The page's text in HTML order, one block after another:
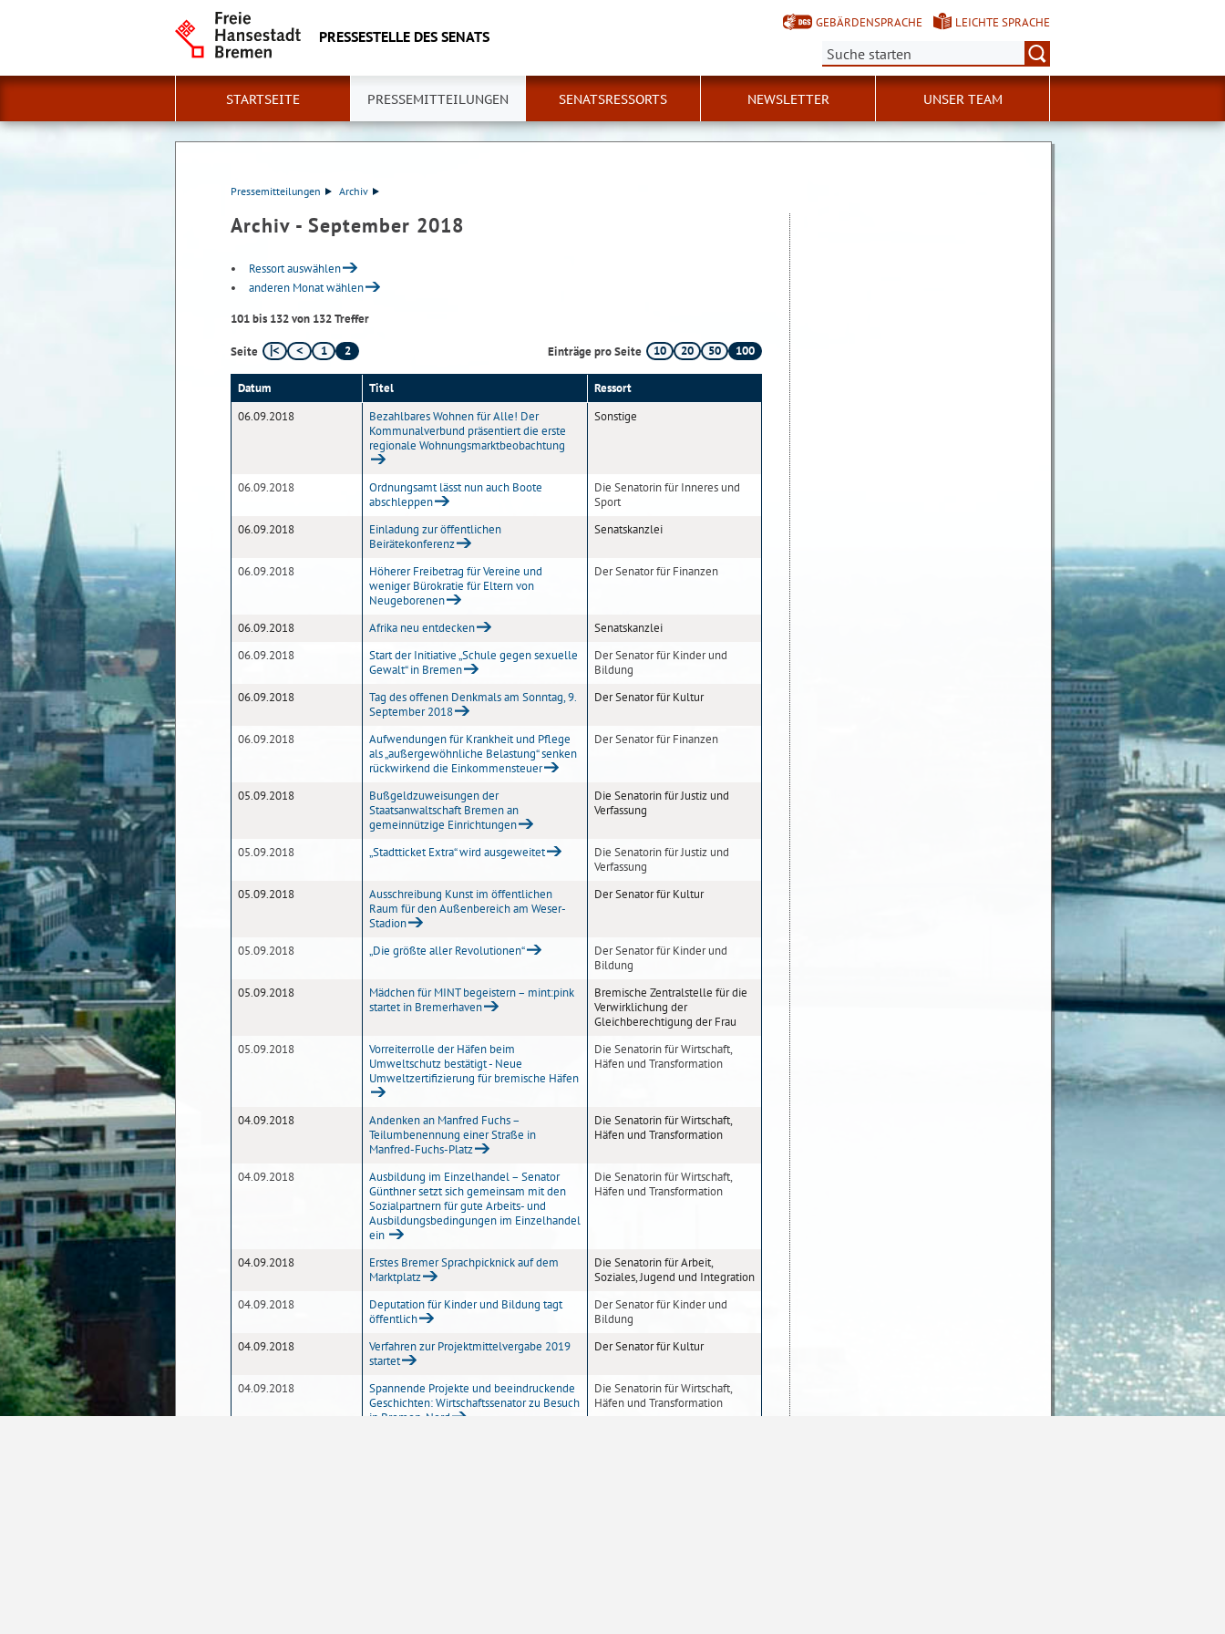
PRESSESTELLE DES SENATS
GEBÄRDENSPRACHE
LEICHTE SPRACHE
Suche:
STARTSEITE PRESSEMITTEILUNGEN SENATSRESSORTS NEWSLETTER UNSER TEAM
Pressemitteilungen Archiv
Archiv - September 2018
Ressort auswählen
anderen Monat wählen
101 bis 132 von 132 Treffer
Seite 1 2 Einträge pro Seite 10 20 50 100
Datum Titel
Ressort
06.09.2018
Bezahlbares Wohnen für Alle! Der
Kommunalverbund präsentiert die erste
regionale Wohnungsmarktbeobachtung
Sonstige
06.09.2018
Ordnungsamt lässt nun auch Boote
abschleppen
Die Senatorin für Inneres und
Sport
06.09.2018
Einladung zur öffentlichen
Beirätekonferenz
Senatskanzlei
06.09.2018
Höherer Freibetrag für Vereine und
weniger Bürokratie für Eltern von
Neugeborenen
Der Senator für Finanzen
06.09.2018 Afrika neu entdecken
Senatskanzlei
06.09.2018
Start der Initiative „Schule gegen sexuelle
Gewalt“ in Bremen
Der Senator für Kinder und
Bildung
06.09.2018
Tag des offenen Denkmals am Sonntag, 9.
September 2018
Der Senator für Kultur
06.09.2018
Aufwendungen für Krankheit und Pflege
als „außergewöhnliche Belastung“ senken
rückwirkend die Einkommensteuer
Der Senator für Finanzen
05.09.2018
Bußgeldzuweisungen der
Staatsanwaltschaft Bremen an
gemeinnützige Einrichtungen
Die Senatorin für Justiz und
Verfassung
05.09.2018 „Stadtticket Extra“ wird ausgeweitet
Die Senatorin für Justiz und
Verfassung
05.09.2018
Ausschreibung Kunst im öffentlichen
Raum für den Außenbereich am Weser-
Stadion
Der Senator für Kultur
05.09.2018 „Die größte aller Revolutionen“
Der Senator für Kinder und
Bildung
05.09.2018
Mädchen für MINT begeistern – mint:pink
startet in Bremerhaven
Bremische Zentralstelle für die
Verwirklichung der
Gleichberechtigung der Frau
05.09.2018
Vorreiterrolle der Häfen beim
Umweltschutz bestätigt - Neue
Umweltzertifizierung für bremische Häfen
Die Senatorin für Wirtschaft,
Häfen und Transformation
04.09.2018
Andenken an Manfred Fuchs –
Teilumbenennung einer Straße in
Manfred-Fuchs-Platz
Die Senatorin für Wirtschaft,
Häfen und Transformation
04.09.2018
Ausbildung im Einzelhandel – Senator
Günthner setzt sich gemeinsam mit den
Sozialpartnern für gute Arbeits- und
Ausbildungsbedingungen im Einzelhandel
ein
Die Senatorin für Wirtschaft,
Häfen und Transformation
04.09.2018
Erstes Bremer Sprachpicknick auf dem
Marktplatz
Die Senatorin für Arbeit,
Soziales, Jugend und Integration
04.09.2018
Deputation für Kinder und Bildung tagt
öffentlich
Der Senator für Kinder und
Bildung
04.09.2018
Verfahren zur Projektmittelvergabe 2019
startet
Der Senator für Kultur
04.09.2018
Spannende Projekte und beeindruckende
Geschichten: Wirtschaftssenator zu Besuch
in Bremen-Nord
Die Senatorin für Wirtschaft,
Häfen und Transformation